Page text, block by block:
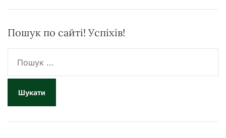
Пошук по сайті! Успіхів!
ш
к